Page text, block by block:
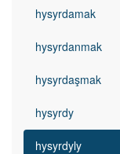
hysyrdamak
hysyrdanmak
hysyrdaşmak
hysyrdy
hysyrdyly